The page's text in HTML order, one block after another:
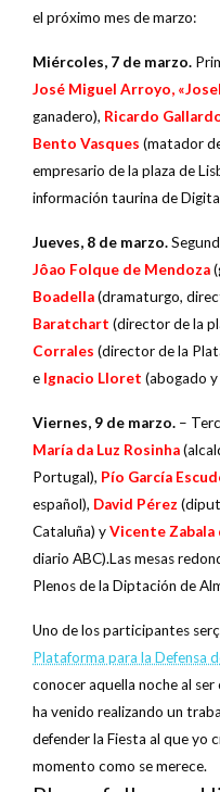
el próximo mes de marzo:
Miércoles, 7 de marzo.
José Miguel Arroyo,
ganadero), Ricardo
Bento Vasques (matador
empresario de la plaza de
información taurina de
Jueves, 8 de marzo.
Jôao Folque de Mendoza
Boadella(dramaturgo,
Baratchart (director de la
Corrales (director de la
e Ignacio Lloret (abogado
Viernes, 9 de marzo. –
María da Luz Rosinha
Portugal), Pío García
español), David Pérez
Cataluña) yVicente Zabala
diario ABC).Las mesas
Plenos de la Diptación de
Uno de los participantes
Plataforma para la Defensa
conocer aquella noche al
ha venido realizando un
defender la Fiesta al que yo
momento como se merece.